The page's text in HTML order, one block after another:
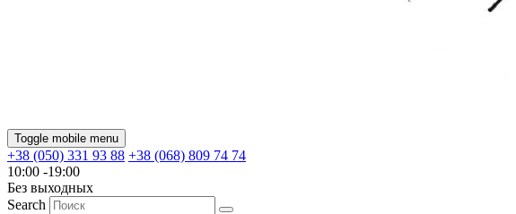
Toggle mobile menu
+38 (050) 331 93 88 +38 (068) 809 74 74
10:00 -19:00
Без выходных
Search